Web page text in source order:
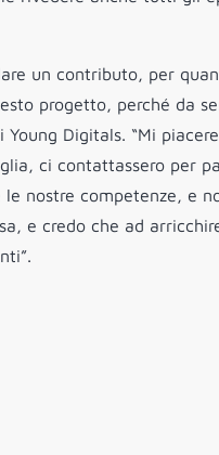
un contributo, per
progetto, perché da
Young Digitals. “Mi
ci contattassero per
nostre competenze, e
e credo che ad